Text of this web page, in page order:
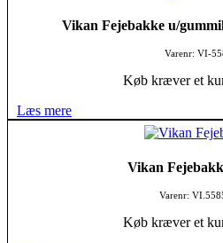
Vikan Fejebakke u/
Varenr: VI-
Køb kræver et
Læs mere
Vikan
Varenr:
Køb kræver et